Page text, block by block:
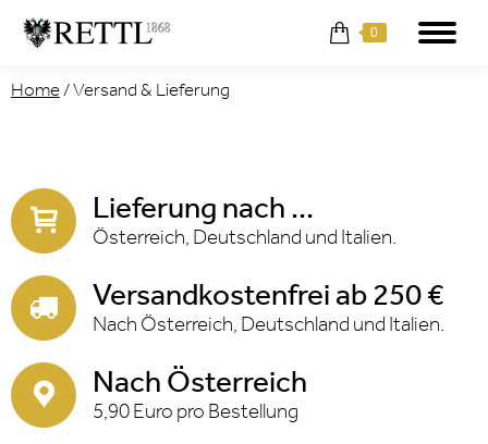
0
Home/Versand & Lieferung
Lieferung nach ...
Österreich, Deutschland und Italien.
Versandkostenfrei ab 250 €
Nach Österreich, Deutschland und Italien.
Nach Österreich
5,90 Euro pro Bestellung